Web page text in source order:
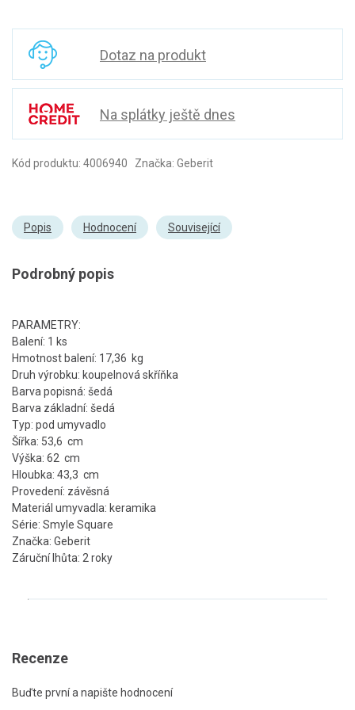
Dotaz na produkt
Na splátky ještě dnes
Kód produktu: 4006940 Značka: Geberit
Popis Hodnocení Související
Podrobný popis
PARAMETRY:
Balení: 1 ks
Hmotnost balení: 17,36 kg
Druh výrobku: koupelnová skříňka
Barva popisná: šedá
Barva základní: šedá
Typ: pod umyvadlo
Šířka: 53,6 cm
Výška: 62 cm
Hloubka: 43,3 cm
Provedení: závěsná
Materiál umyvadla: keramika
Série: Smyle Square
Značka: Geberit
Záruční lhůta: 2 roky
Recenze
Buďte první a napište hodnocení